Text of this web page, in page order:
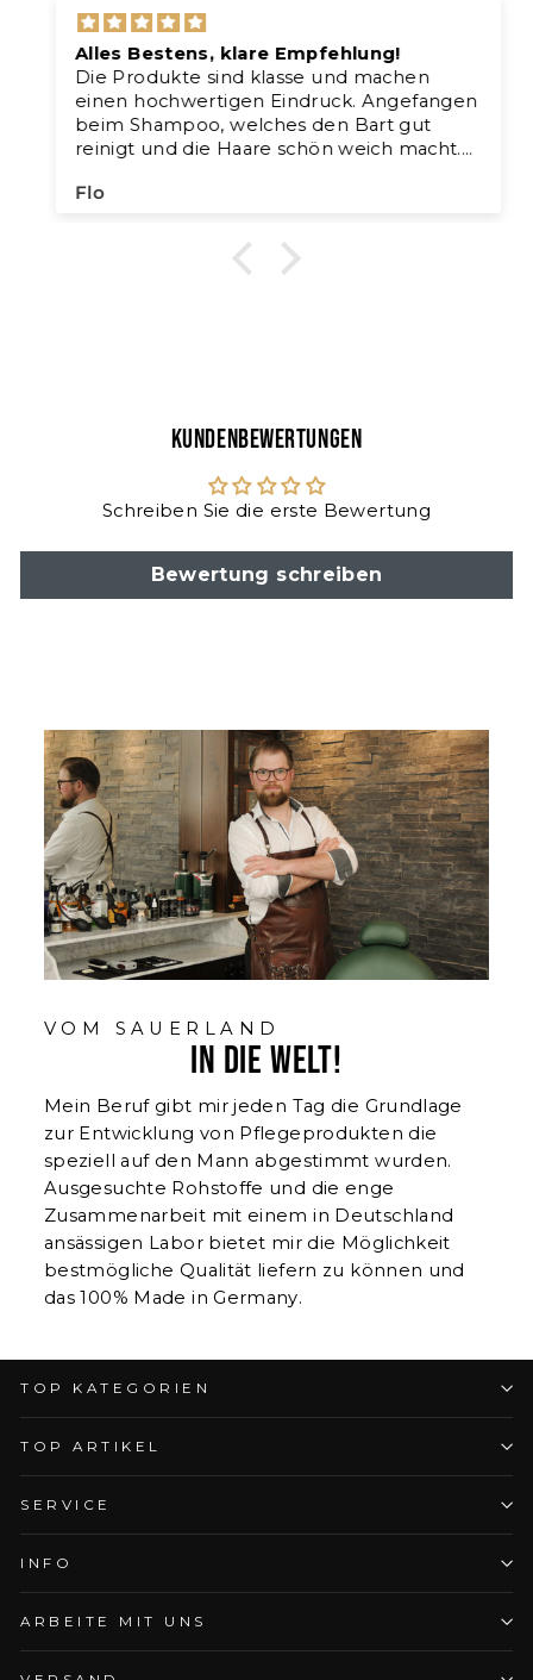
Alles Bestens, klare Empfehlung!
Die Produkte sind klasse und machen
einen hochwertigen Eindruck. Angefangen
beim Shampoo, welches den Bart gut
reinigt und die Haare schön weich macht.
Beardshaper. Nach der ersten Anwendung
gibt deinem Bart ein festen und dennoch
flexiblen Halt, der den ganzen Tag über
Flo
Kundenbewertungen
Schreiben Sie die erste Bewertung
Bewertung schreiben
VOM SAUERLAND
in die Welt!
Mein Beruf gibt mir jeden Tag die Grundlage
zur Entwicklung von Pflegeprodukten die
speziell auf den Mann abgestimmt wurden.
Ausgesuchte Rohstoffe und die enge
Zusammenarbeit mit einem in Deutschland
ansässigen Labor bietet mir die Möglichkeit
bestmögliche Qualität liefern zu können und
das 100% Made in Germany.
TOP KATEGORIEN
TOP ARTIKEL
SERVICE
INFO
ARBEITE MIT UNS